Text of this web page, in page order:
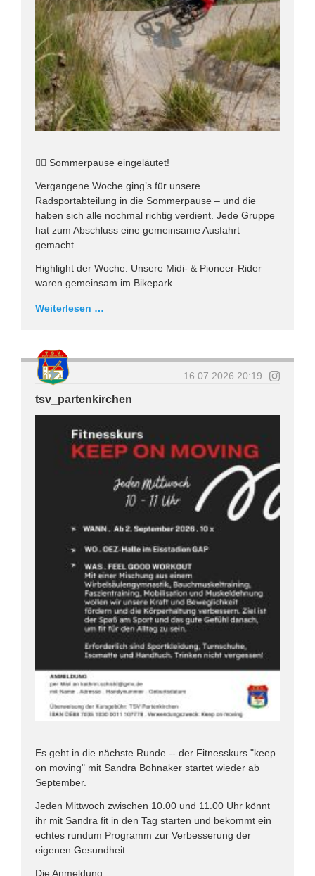
🚵‍♂️ Sommerpause eingeläutet!
Vergangene Woche ging’s für unsere
Radsportabteilung in die Sommerpause – und die
haben sich alle nochmal richtig verdient. Jede Gruppe
hat zum Abschluss eine gemeinsame Ausfahrt
gemacht.
Highlight der Woche: Unsere Midi- & Pioneer-Rider
waren gemeinsam im Bikepark ...
Weiterlesen …
16.07.2026 20:19
tsv_partenkirchen
Es geht in die nächste Runde -- der Fitnesskurs "keep
on moving" mit Sandra Bohnaker startet wieder ab
September.
Jeden Mittwoch zwischen 10.00 und 11.00 Uhr könnt
ihr mit Sandra fit in den Tag starten und bekommt ein
echtes rundum Programm zur Verbesserung der
eigenen Gesundheit.
Die Anmeldung ...